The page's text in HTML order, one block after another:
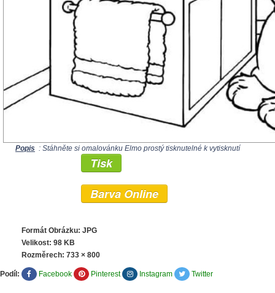
Popis : Stáhněte si omalovánku Elmo prostý tisknutelné k vytisknutí
Tisk
Barva Online
Formát Obrázku: JPG
Velikost: 98 KB
Rozměrech: 733 × 800
Podíl: Facebook Pinterest Instagram Twitter